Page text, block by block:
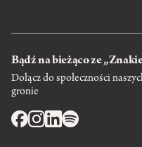
Bądź na bieżąco ze
Dołącz do społeczności
gronie